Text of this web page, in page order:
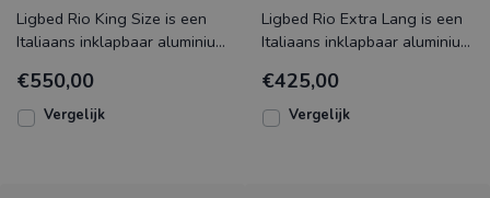
Ligbed Rio King Size is een
Italiaans inklapbaar aluminium
gemakkelijk 5 positie
€550,00
Vergelijk
Ligbed Rio Extra Lang is een
Italiaans inklapbaar aluminium
gemakkelijk 5 positi
€425,00
Vergelijk